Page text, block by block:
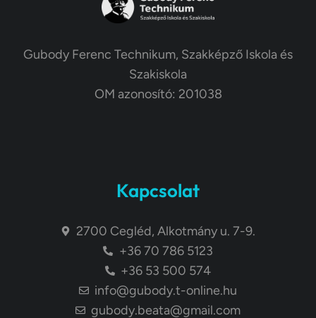
Gubody Ferenc Technikum, Szakképző Iskola és
Szakiskola
OM azonosító: 201038
Kapcsolat
2700 Cegléd, Alkotmány u. 7-9.
+36 70 786 5123
+36 53 500 574
info@gubody.t-online.hu
gubody.beata@gmail.com